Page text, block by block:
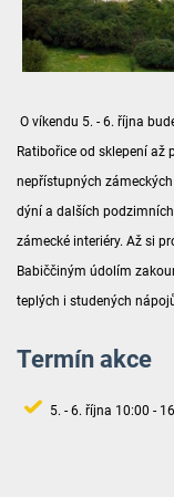
O víkendu 5. - 6. října
Ratibořice od sklepení až
nepřístupných
dýní a dalších
zámecké interiéry. Až si
Babiččiným údolím
teplých i studených
Termín akce
5. - 6. října 10:00 -